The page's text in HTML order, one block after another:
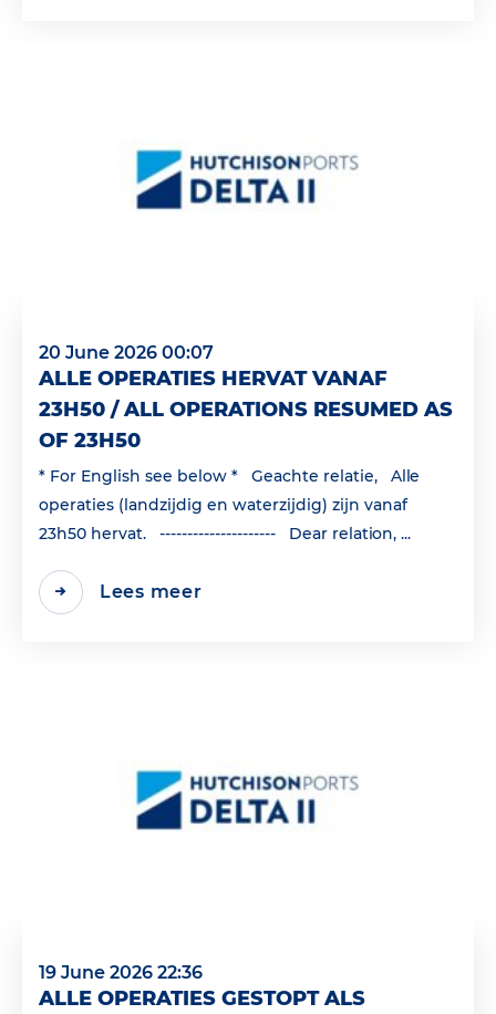
20 June 2026 00:07
ALLE OPERATIES HERVAT VANAF
23H50 / ALL OPERATIONS RESUMED AS
OF 23H50
* For English see below * Geachte relatie, Alle
operaties (landzijdig en waterzijdig) zijn vanaf
23h50 hervat. --------------------- Dear relation, ...
Lees meer
19 June 2026 22:36
ALLE OPERATIES GESTOPT ALS